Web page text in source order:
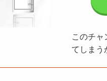
このチ
てしまう